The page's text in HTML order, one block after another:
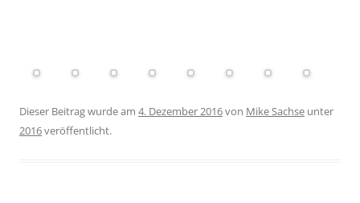
Dieser Beitrag wurde am 4. Dezember 2016von Mike Sachse unter
2016veröffentlicht.